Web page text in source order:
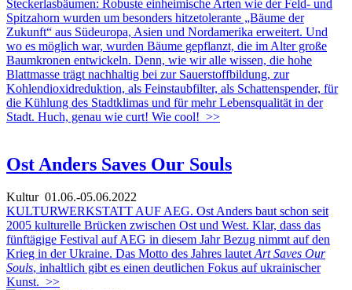
Steckerlasbäumen: Robuste einheimische Arten wie der Feld- und
Spitzahorn wurden um besonders hitzetolerante „Bäume der
Zukunft“ aus Südeuropa, Asien und Nordamerika erweitert. Und
wo es möglich war, wurden Bäume gepflanzt, die im Alter große
Baumkronen entwickeln. Denn, wie wir alle wissen, die hohe
Blattmasse trägt nachhaltig bei zur Sauerstoffbildung, zur
Kohlendioxidreduktion, als Feinstaubfilter, als Schattenspender, für
die Kühlung des Stadtklimas und für mehr Lebensqualität in der
Stadt. Huch, genau wie curt! Wie cool! >>
Ost Anders Saves Our Souls
Kultur01.06.-05.06.2022
KULTURWERKSTATT AUF AEG. Ost Anders baut schon seit
2005 kulturelle Brücken zwischen Ost und West. Klar, dass das
fünftägige Festival auf AEG in diesem Jahr Bezug nimmt auf den
Krieg in der Ukraine. Das Motto des Jahres lautetArt Saves Our
Souls, inhaltlich gibt es einen deutlichen Fokus auf ukrainischer
Kunst. >>